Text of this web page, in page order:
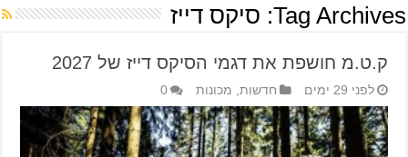
Tag Archives: סיקס דייז
ק.ט.מ חושפת את דגמי הסיקס דייז של 2027
לפני 29 ימים חדשות מכונות 0